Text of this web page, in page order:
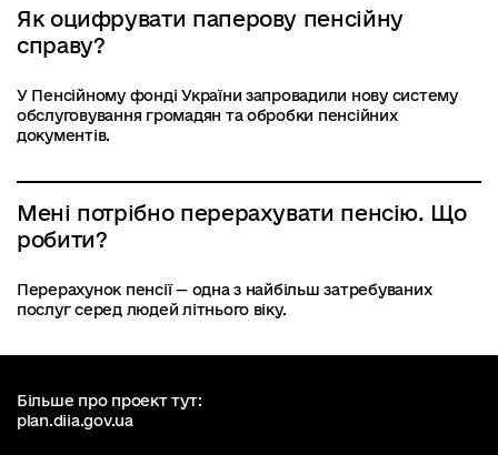
Як оцифрувати паперову пенсійну
справу?
У Пенсійному фонді України запровадили нову систему
обслуговування громадян та обробки пенсійних
документів.
Мені потрібно перерахувати пенсію. Що
робити?
Перерахунок пенсії — одна з найбільш затребуваних
послуг серед людей літнього віку.
Більше про проект тут:
plan.diia.gov.ua